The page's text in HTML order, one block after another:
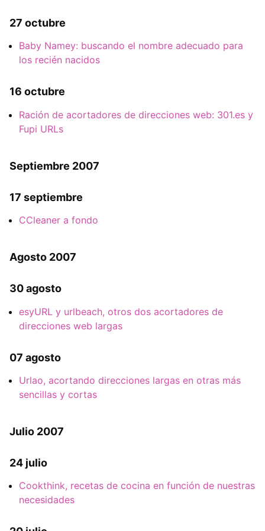
27 octubre
Baby Namey: buscando el nombre adecuado para
los recién nacidos
16 octubre
Ración de acortadores de direcciones web: 301.es y
Fupi URLs
Septiembre 2007
17 septiembre
CCleaner a fondo
Agosto 2007
30 agosto
esyURL y urlbeach, otros dos acortadores de
direcciones web largas
07 agosto
Urlao, acortando direcciones largas en otras más
sencillas y cortas
Julio 2007
24 julio
Cookthink, recetas de cocina en función de nuestras
necesidades